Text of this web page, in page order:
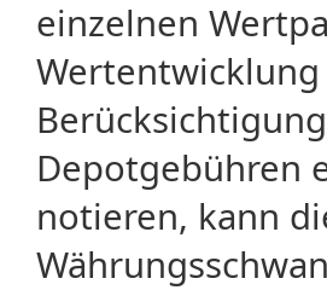
einzelnen
Depotgebühren
notieren, kann